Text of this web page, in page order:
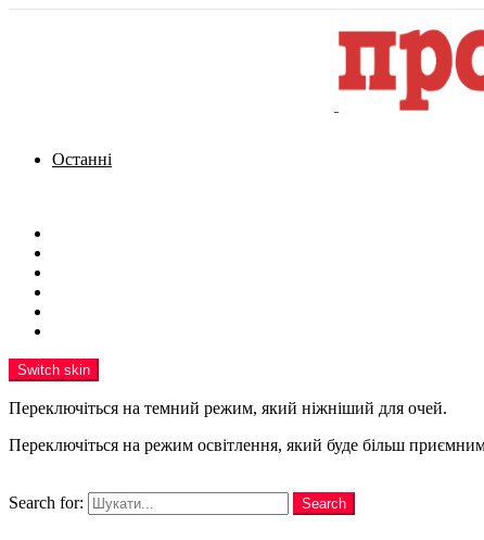
Останні
Switch skin
Переключіться на темний режим, який ніжніший для очей.
Переключіться на режим освітлення, який буде більш
Search for:
Search